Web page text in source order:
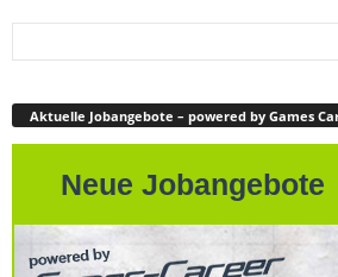
Aktuelle Jobangebote – powered by Games